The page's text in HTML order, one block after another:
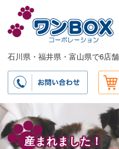
ン
ン
ツ
へ
移
動
コ
テ
へ
移
動
石川県・福井県・富山県で6店
産まれました！